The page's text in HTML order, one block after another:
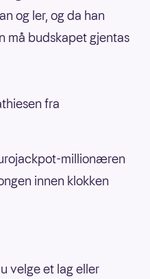
og ler, og da han
må budskapet gjentas
fra
millionæren
innen klokken
velge et lag eller